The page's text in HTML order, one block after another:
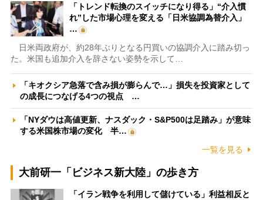
「トレンド転換のスイッチになり得る」“介入慣
れ”した市場心理を変える「日米協調為替介入」
…
日米両政府が、約28年ぶりとなる円買いの協調介入に踏み切っ
た。米国も追加介入を辞さない姿勢を示して…
「キオクシア急落で含み損が膨らんで…」損失を投資家として
の成長につなげる4つの視点 …
「NYダウは高値更新、ナスダック・S&P500は足踏み」が意味
する米国株市場の変化 半…
一覧を見る
大前研一「ビジネス新大陸」の歩き方
「イラン戦争を利用して儲けている」利益相反と